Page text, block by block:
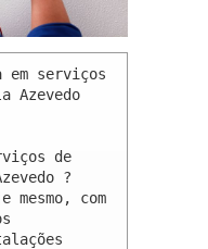
em serviços
Azevedo
de
?
com